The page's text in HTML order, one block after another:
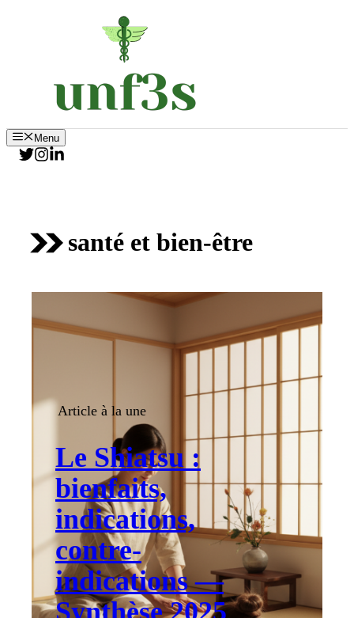
Menu
santé et bien-être
Article à la une
Le Shiatsu :
bienfaits,
indications,
contre-
indications —